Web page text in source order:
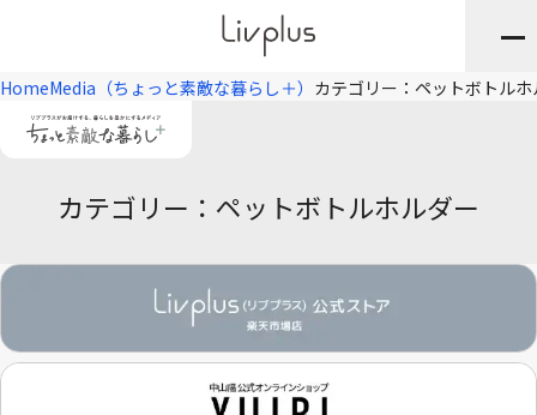
HomeMedia（ちょっと素敵な暮らし＋） カテゴリー：ペットボトル
カテゴリー：ペットボトルホルダー